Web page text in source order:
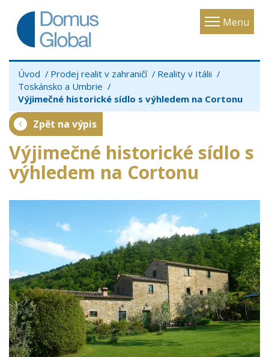
Menu
Toggle
Úvod Prodej realit v zahraničí
Reality v Itálii
Toskánsko a Umbrie
Výjimečné historické sídlo s výhledem na Cortonu
Zpět na výpis
Výjimečné historické sídlo s
výhledem na Cortonu